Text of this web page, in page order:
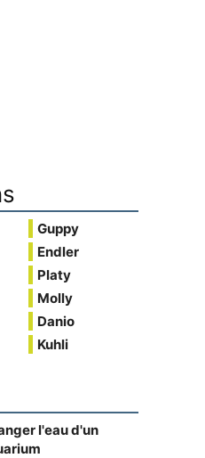
Guppy
Endler
Platy
Molly
Danio
Kuhli
l'eau d'un